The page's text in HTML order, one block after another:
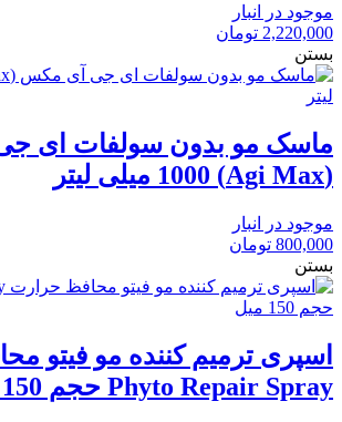
موجود در انبار
2,220,000 تومان
بستن
ماسک مو بدون سولفات ای
(Agi Max) 1000 میلی لیتر
موجود در انبار
800,000 تومان
بستن
اسپری ترمیم کننده مو فیتو
Phyto Repair Spray حجم 150 میل